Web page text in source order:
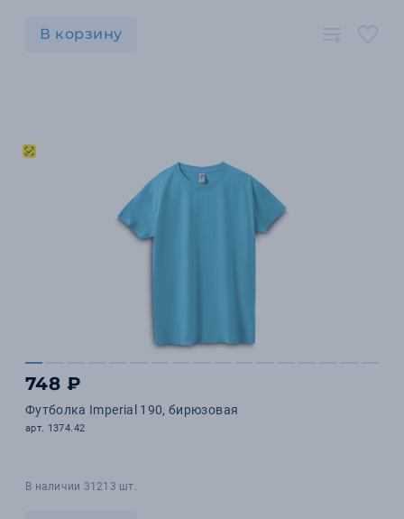
В корзину
748 ₽
Футболка Imperial 190, бирюзовая
арт. 1374.42
В наличии 31213 шт.